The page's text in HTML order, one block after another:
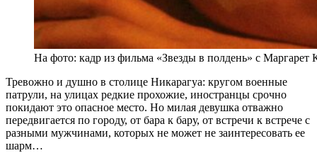
На фото: кадр из фильма «Звезды в полдень» с Маргарет
Тревожно и душно в столице Никарагуа: кругом военные
патрули, на улицах редкие прохожие, иностранцы срочно
покидают это опасное место. Но милая девушка отважно
передвигается по городу, от бара к бару, от встречи к встрече с
разными мужчинами, которых не может не заинтересовать ее
шарм…